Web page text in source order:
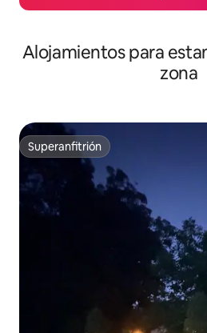
Alojamientos para
zona
Superanfitrión
Superanfitrión